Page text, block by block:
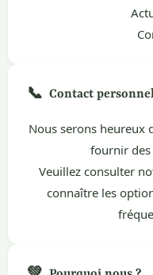
📞 Contact
Nous serons heureux
fournir des
Veuillez consulter
connaître les